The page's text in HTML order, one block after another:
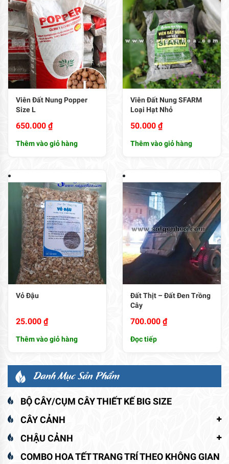
Viên Đất Nung Popper
Size L
650.000 ₫
Thêm vào giỏ hàng
Viên Đất Nung SFARM
Loại Hạt Nhỏ
50.000 ₫
Thêm vào giỏ hàng
Vỏ Đậu
25.000 ₫
Thêm vào giỏ hàng
Đất Thịt – Đất Đen Trồng
Cây
700.000 ₫
Đọc tiếp
Danh Mục Sản Phẩm
BỘ CÂY/CỤM CÂY THIẾT KẾ BIG SIZE
CÂY CẢNH
CHẬU CẢNH
COMBO HOA TẾT TRANG TRÍ THEO KHÔNG GIAN